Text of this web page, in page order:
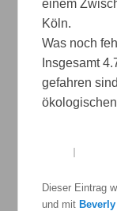
einem
Köln.
Was noch
Insgesamt
gefahren
Dieser Eintrag
und mit